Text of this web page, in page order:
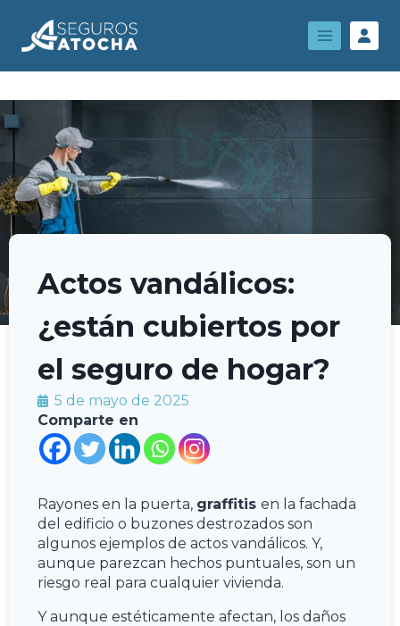
Actos vandálicos:
¿están cubiertos por
el seguro de hogar?
5 de mayo de 2025
Comparte en
Rayones en la puerta, graffitis en la fachada
del edificio o buzones destrozados son
algunos ejemplos de actos vandálicos. Y,
aunque parezcan hechos puntuales, son un
riesgo real para cualquier vivienda.
Y aunque estéticamente afectan, los daños